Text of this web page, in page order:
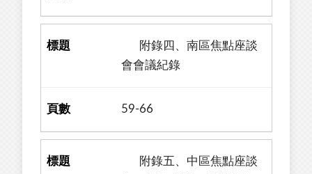
附錄四、南區焦點座談
會會議紀錄
59-66
附錄五、中區焦點座談